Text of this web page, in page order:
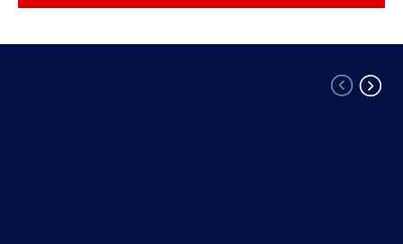
DI BASKET